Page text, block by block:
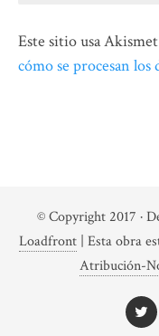
Este sitio usa
cómo se procesan
© Copyright 2017 ·
Loadfront | Esta obra
Atribución-